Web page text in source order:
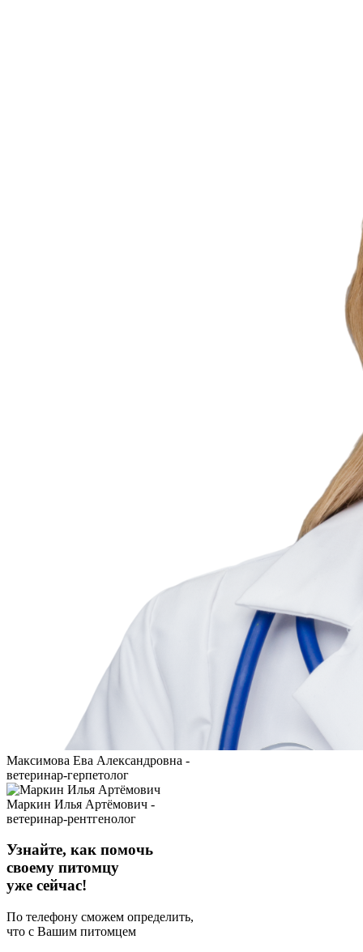
Максимова Ева Александровна -
ветеринар-герпетолог
Маркин Илья Артёмович -
ветеринар-рентгенолог
Узнайте, как помочь
своему питомцу
уже сейчас!
По телефону сможем определить,
что с Вашим питомцем